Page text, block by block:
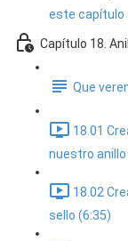
este capítulo
Capítulo 18.
Que
18.01
nuestro anillo
18.02
sello (6:35)